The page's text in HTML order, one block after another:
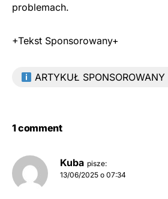
problemach.
+Tekst Sponsorowany+
ARTYKUŁ SPONSOROWANY
1 comment
Kuba pisze:
13/06/2025 o 07:34